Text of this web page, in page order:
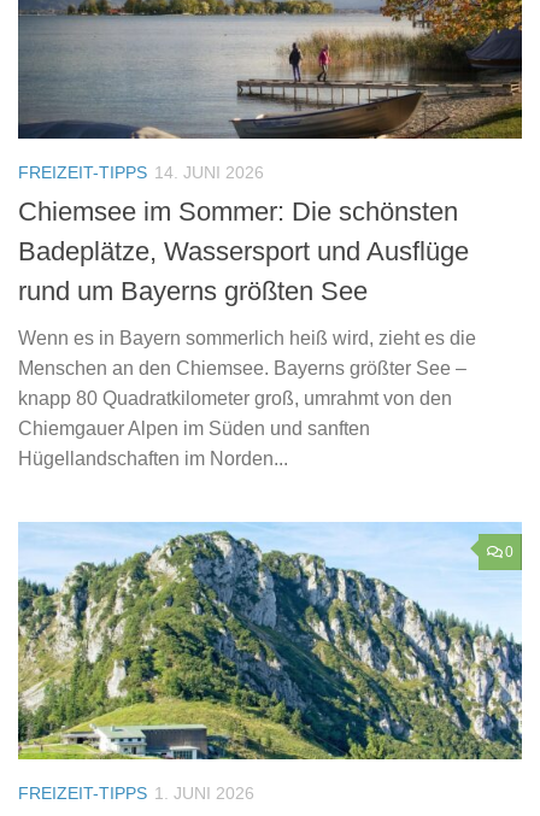
FREIZEIT-TIPPS 14. JUNI 2026
Chiemsee im Sommer: Die schönsten
Badeplätze, Wassersport und Ausflüge
rund um Bayerns größten See
Wenn es in Bayern sommerlich heiß wird, zieht es die
Menschen an den Chiemsee. Bayerns größter See –
knapp 80 Quadratkilometer groß, umrahmt von den
Chiemgauer Alpen im Süden und sanften
Hügellandschaften im Norden...
0
FREIZEIT-TIPPS 1. JUNI 2026